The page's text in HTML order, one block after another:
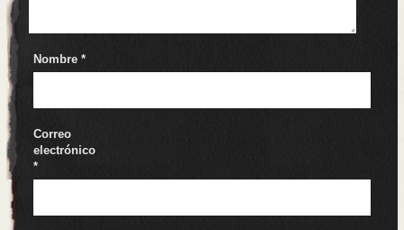
Nombre*
Correo
electrónico
*